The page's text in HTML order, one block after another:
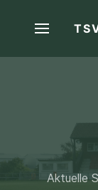
Aktuelle